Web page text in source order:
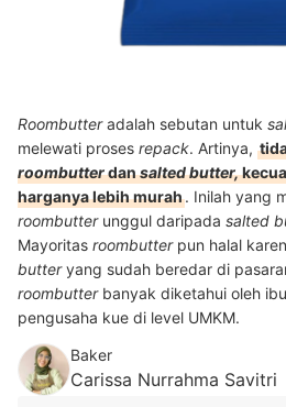
Roombutteradalah sebutan untuk
melewati proses repack. Artinya,
roombutterdansalted butter,
harganya lebih murah. Inilah yang
roombutterunggul daripada salted
Mayoritas roombutterpun halal
butteryang sudah beredar di
roombutterbanyak diketahui oleh
pengusaha kue di level UMKM.
Baker
Carissa Nurrahma Savitri